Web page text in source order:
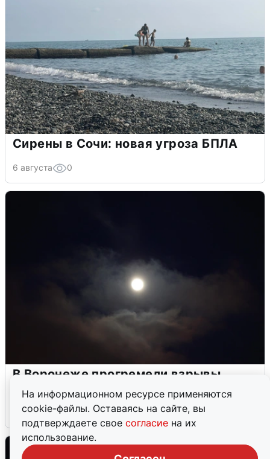
На информационном ресурсе применяются
cookie-файлы. Оставаясь на сайте, вы
подтверждаете свое согласие на их
использование.
Сирены в Сочи: новая угроза БПЛА
6 августа 0
В Воронеже прогремели взрывы
после сигнала тревоги
5 августа 0